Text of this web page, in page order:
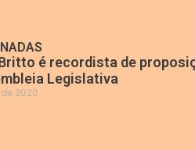
é recordista de
Legislativa
de 2020